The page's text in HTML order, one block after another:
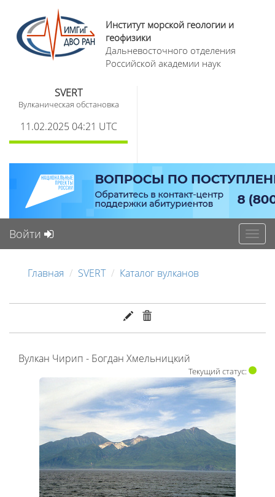
Институт морской геологии и
геофизики
Дальневосточного отделения
Российской академии наук
SVERT
Вулканическая обстановка
11.02.2025 04:21 UTC
Войти
Главная SVERT Каталог вулканов
Вулкан Чирип - Богдан Хмельницкий
Текущий статус: